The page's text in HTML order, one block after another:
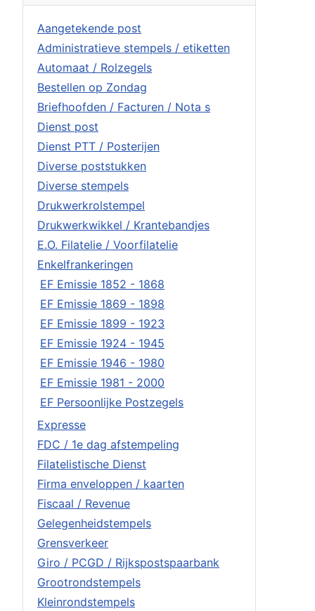
Aangetekende post
Administratieve stempels / etiketten
Automaat / Rolzegels
Bestellen op Zondag
Briefhoofden / Facturen / Nota s
Dienst post
Dienst PTT / Posterijen
Diverse poststukken
Diverse stempels
Drukwerkrolstempel
Drukwerkwikkel / Krantebandjes
E.O. Filatelie / Voorfilatelie
Enkelfrankeringen
EF Emissie 1852 - 1868
EF Emissie 1869 - 1898
EF Emissie 1899 - 1923
EF Emissie 1924 - 1945
EF Emissie 1946 - 1980
EF Emissie 1981 - 2000
EF Persoonlijke Postzegels
Expresse
FDC / 1e dag afstempeling
Filatelistische Dienst
Firma enveloppen / kaarten
Fiscaal / Revenue
Gelegenheidstempels
Grensverkeer
Giro / PCGD / Rijkspostspaarbank
Grootrondstempels
Kleinrondstempels